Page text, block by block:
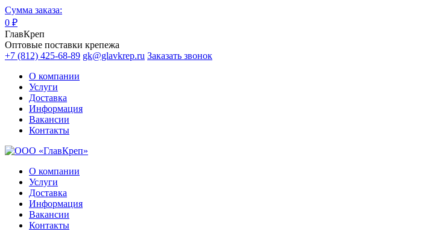
Сумма заказа:
0 ₽
ГлавКреп
Оптовые поставки крепежа
+7 (812) 425-68-89 gk@glavkrep.ru Заказать звонок
О компании
Услуги
Доставка
Информация
Вакансии
Контакты
О компании
Услуги
Доставка
Информация
Вакансии
Контакты